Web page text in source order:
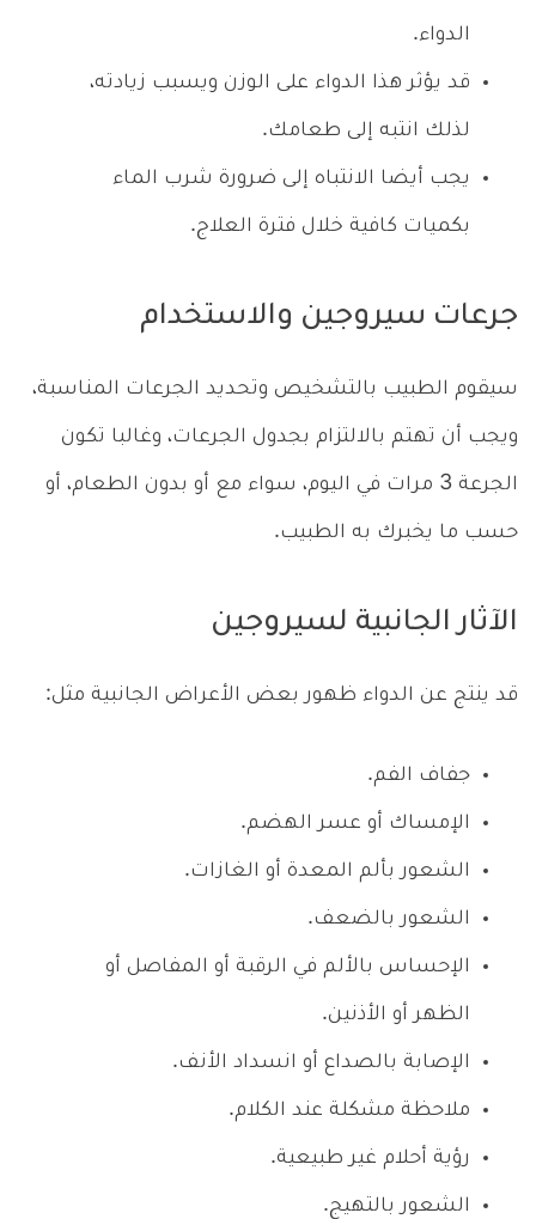
الدواء.
قد يؤثر هذا الدواء على الوزن ويسبب زيادته،
لذلك انتبه إلى طعامك.
يجب أيضا الانتباه إلى ضرورة شرب الماء
بكميات كافية خلال فترة العلاج.
جرعات سيروجين والاستخدام
سيقوم الطبيب بالتشخيص وتحديد الجرعات المناسبة،
ويجب أن تهتم بالالتزام بجدول الجرعات، وغالبا تكون
الجرعة 3 مرات في اليوم، سواء مع أو بدون الطعام، أو
حسب ما يخبرك به الطبيب.
الآثار الجانبية لسيروجين
قد ينتج عن الدواء ظهور بعض الأعراض الجانبية مثل:
جفاف الفم.
الإمساك أو عسر الهضم.
الشعور بألم المعدة أو الغازات.
الشعور بالضعف.
الإحساس بالألم في الرقبة أو المفاصل أو
الظهر أو الأذنين.
الإصابة بالصداع أو انسداد الأنف.
ملاحظة مشكلة عند الكلام.
رؤية أحلام غير طبيعية.
الشعور بالتهيج.